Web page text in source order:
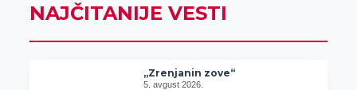
NAJČITANIJE VESTI
„Zrenjanin zove“
5. avgust 2026.